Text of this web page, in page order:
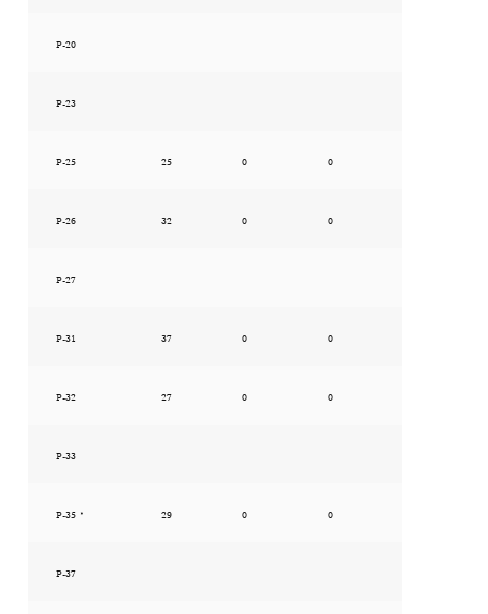
P-20
P-23
P-25 25 0 0
P-26 32 0 0
P-27
P-31 37 0 0
P-32 27 0 0
P-33
P-35 * 29 0 0
P-37